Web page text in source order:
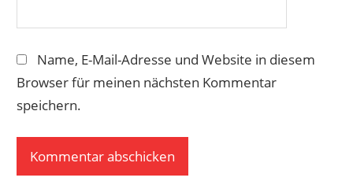
Name, E-Mail-Adresse und Website in diesem
Browser für meinen nächsten Kommentar
speichern.